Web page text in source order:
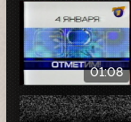
01:08